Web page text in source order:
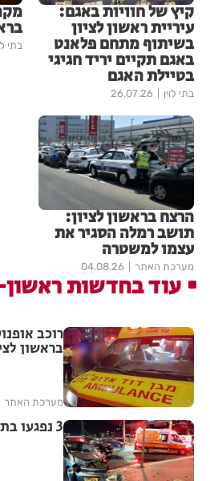
קיץ של חוויות באגם:
עיריית ראשון לציון
בשיתוף מתחם פלאנט
באגם תקיים יריד חגיגי
בטיילת האגם
בתי לוין 26.07.26
בתי
הרצח בראשון לציון:
תושב רמלה הסגיר את
עצמו למשטרה
מערכת האתר 04.08.26
עוד בחדשות
רוכב
בראשון
מערכת האתר
3 נפגעו בתאונה בראשון לציון